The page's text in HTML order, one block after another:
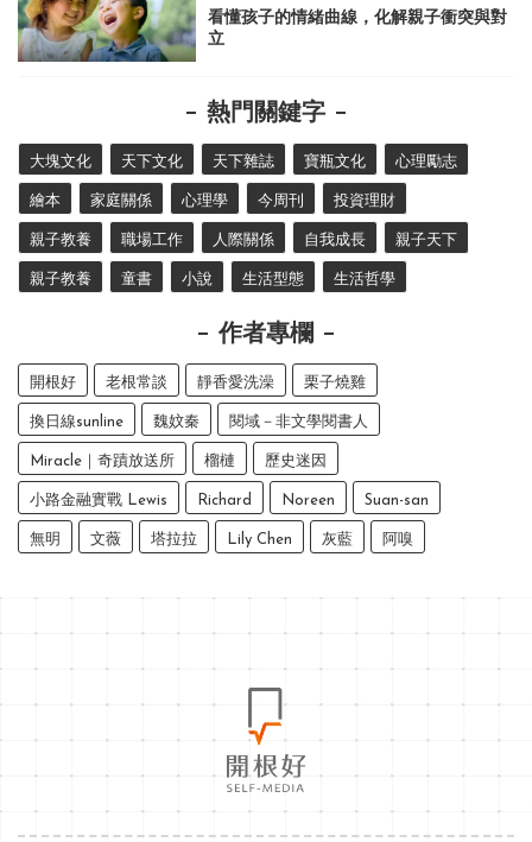
看懂孩子的情緒曲線，化解親子衝突與對
立
熱門關鍵字
大塊文化 天下文化 天下雜誌 寶瓶文化 心理勵志
繪本 家庭關係 心理學 今周刊 投資理財
親子教養 職場工作 人際關係 自我成長 親子天下
親子教養 童書 小說 生活型態 生活哲學
作者專欄
開根好 老根常談 靜香愛洗澡 栗子燒雞
換日線sunline 魏妏秦 閱域－非文學閱書人
Miracle｜奇蹟放送所 榴槤 歷史迷因
小路金融實戰 Lewis Richard Noreen Suan-san
無明 文薇 塔拉拉 Lily Chen 灰藍 阿嗅